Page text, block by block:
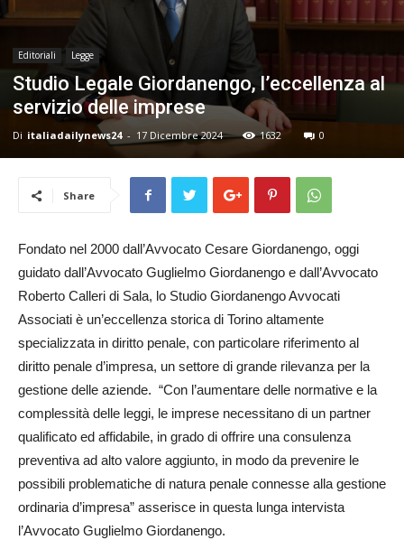
24
Editoriali Legge
Studio Legale Giordanengo, l’eccellenza al
servizio delle imprese
Di italiadailynews24 - 17 Dicembre 2024 1632 0
Share
Fondato nel 2000 dall’Avvocato Cesare Giordanengo, oggi
guidato dall’Avvocato Guglielmo Giordanengo e dall’Avvocato
Roberto Calleri di Sala, lo Studio Giordanengo Avvocati
Associati è un’eccellenza storica di Torino altamente
specializzata in diritto penale, con particolare riferimento al
diritto penale d’impresa, un settore di grande rilevanza per la
gestione delle aziende. “Con l’aumentare delle normative e la
complessità delle leggi, le imprese necessitano di un partner
qualificato ed affidabile, in grado di offrire una consulenza
preventiva ad alto valore aggiunto, in modo da prevenire le
possibili problematiche di natura penale connesse alla gestione
ordinaria d’impresa” asserisce in questa lunga intervista
l’Avvocato Guglielmo Giordanengo.